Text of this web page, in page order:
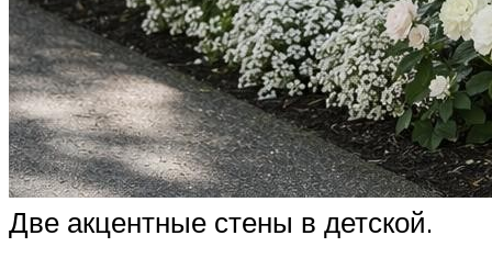
Две акцентные стены в детской.